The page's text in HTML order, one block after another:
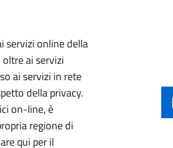
servizi online della
ai servizi
ai servizi in rete
della privacy.
on-line, è
regione di
qui per il